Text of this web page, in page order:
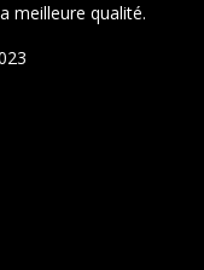
meilleure qualité.